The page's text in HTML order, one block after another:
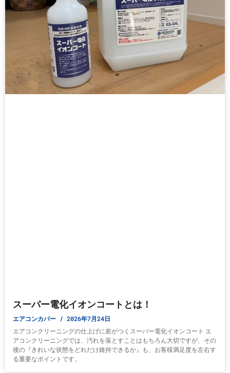
スーパー電化イオンコートとは！
エアコンカバー 2026年7月24日
エアコンクリーニングの仕上げに差がつくスーパー電化イオンコート エ
アコンクリーニングでは、汚れを落とすことはもちろん大切ですが、その
後の『きれいな状態をどれだけ維持できるか』も、お客様満足度を左右す
る重要なポイントです。